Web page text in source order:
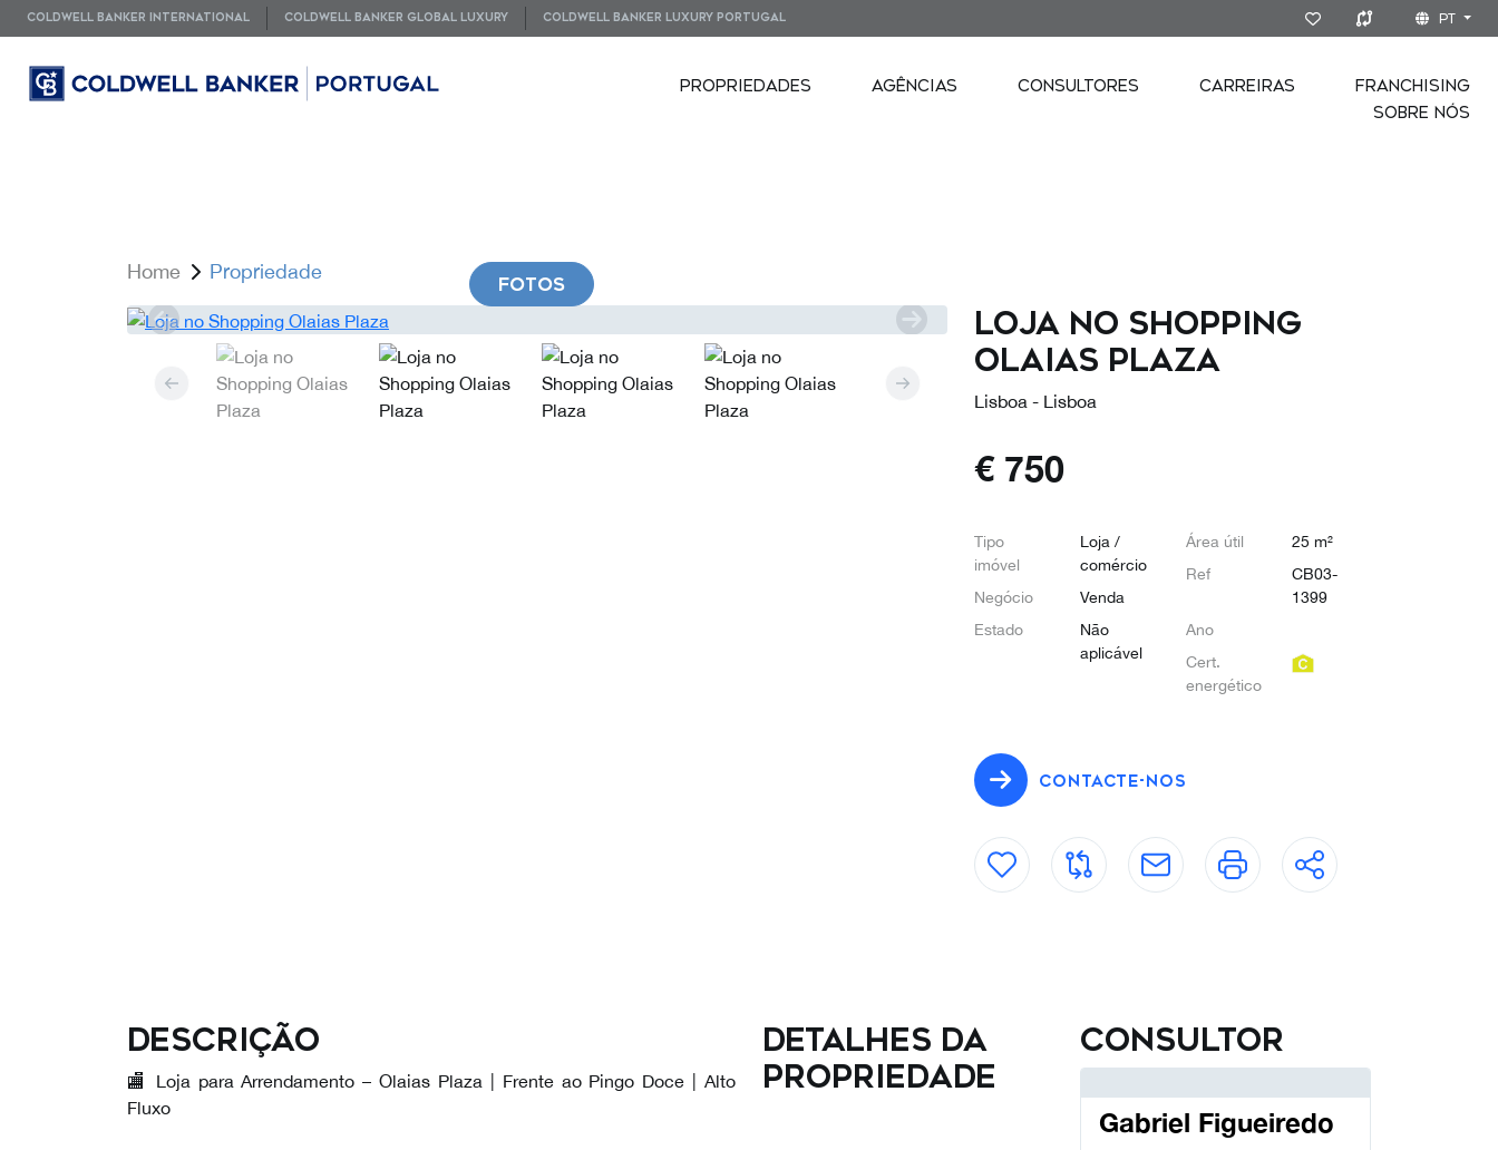
COLDWELL BANKER INTERNATIONAL COLDWELL BANKER GLOBAL LUXURY COLDWELL BANKER LUXURY PORTUGAL PT
PROPRIEDADES AGÊNCIAS CONSULTORES CARREIRAS
FRANCHISING
SOBRE NÓS
Home Propriedade
FOTOS
Loja no Shopping
Olaias Plaza
Lisboa - Lisboa
€ 750
Tipo
imóvel
Loja /
comércio
Negócio
Venda
Estado
Não
aplicável
Área útil
25 m²
Ref
CB03-
1399
Ano
Cert.
energético
CONTACTE-NOS
Descrição
🏬 Loja para Arrendamento – Olaias Plaza | Frente ao Pingo Doce | Alto
Fluxo
Detalhes da
propriedade
Consultor
Gabriel Figueiredo